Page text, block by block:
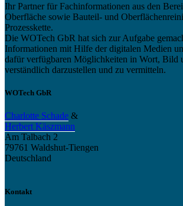
Ihr Partner für Fachinformationen aus den
Oberfläche sowie Bauteil- und
Prozesskette.
Die WOTech GbR hat sich zur Aufgabe
Informationen mit Hilfe der digitalen Medien
dafür verfügbaren Möglichkeiten in Wort, Bild
verständlich darzustellen und zu vermitteln.
WOTech GbR
Charlotte Schade &
Herbert Käszmann
Am Talbach 2
79761 Waldshut-Tiengen
Deutschland
Kontakt